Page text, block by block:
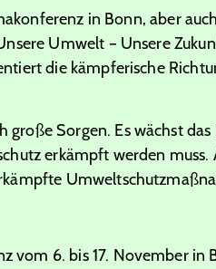
in Bonn, aber
Umwelt – Unsere
die kämpferische
Sorgen. Es wächst
erkämpft werden
vom 6. bis 17. November